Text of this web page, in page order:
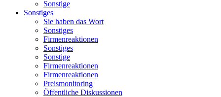
Sonstige
Sonstiges
Sie haben das Wort
Sonstiges
Firmenreaktionen
Sonstiges
Sonstige
Firmenreaktionen
Firmenreaktionen
Preismonitoring
Öffentliche Diskussionen